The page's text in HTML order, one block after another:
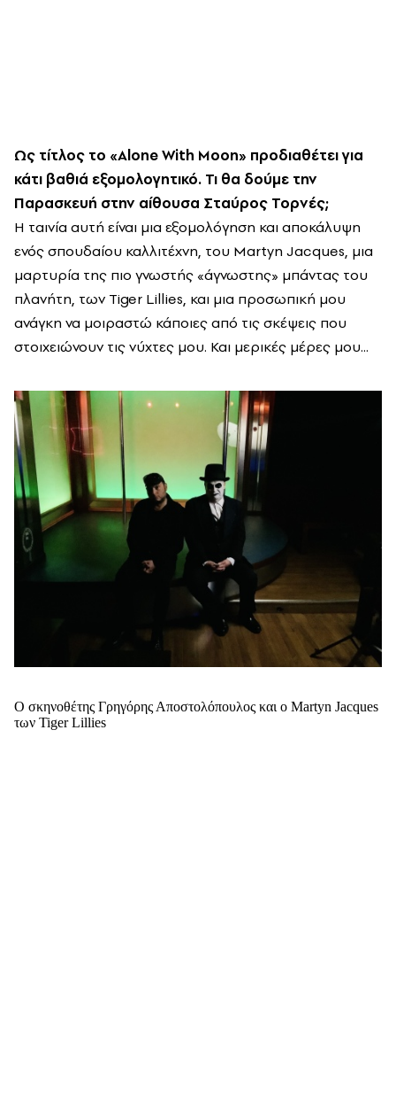
Ως τίτλος το «Alone With Moon» προδιαθέτει για
κάτι βαθιά εξομολογητικό. Τι θα δούμε την
Παρασκευή στην αίθουσα Σταύρος Τορνές;
Η ταινία αυτή είναι μια εξομολόγηση και αποκάλυψη
ενός σπουδαίου καλλιτέχνη, του Martyn Jacques, μια
μαρτυρία της πιο γνωστής «άγνωστης» μπάντας του
πλανήτη, των Tiger Lillies, και μια προσωπική μου
ανάγκη να μοιραστώ κάποιες από τις σκέψεις που
στοιχειώνουν τις νύχτες μου. Και μερικές μέρες μου...
Ο σκηνοθέτης Γρηγόρης Αποστολόπουλος και ο Martyn Jacques
των Tiger Lillies